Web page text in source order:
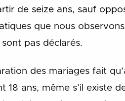
de seize ans, sauf
que nous
sont pas déclarés.
des mariages fait
18 ans, même s’il existe